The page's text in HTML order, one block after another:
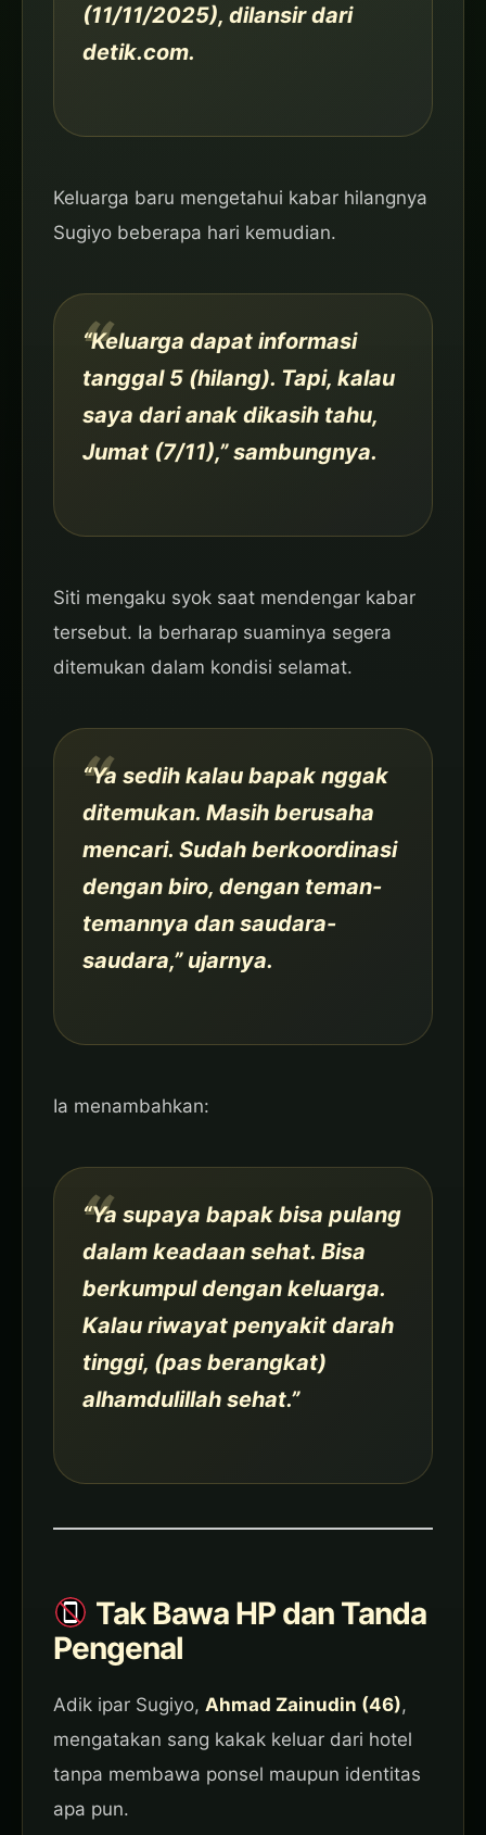
(11/11/2025), dilansir dari
detik.com.
Keluarga baru mengetahui kabar hilangnya
Sugiyo beberapa hari kemudian.
“Keluarga dapat informasi
tanggal 5 (hilang). Tapi, kalau
saya dari anak dikasih tahu,
Jumat (7/11),” sambungnya.
Siti mengaku syok saat mendengar kabar
tersebut. Ia berharap suaminya segera
ditemukan dalam kondisi selamat.
“Ya sedih kalau bapak nggak
ditemukan. Masih berusaha
mencari. Sudah berkoordinasi
dengan biro, dengan teman-
temannya dan saudara-
saudara,” ujarnya.
Ia menambahkan:
“Ya supaya bapak bisa pulang
dalam keadaan sehat. Bisa
berkumpul dengan keluarga.
Kalau riwayat penyakit darah
tinggi, (pas berangkat)
alhamdulillah sehat.”
Tak Bawa HP dan Tanda
Pengenal
Adik ipar Sugiyo, Ahmad Zainudin (46),
mengatakan sang kakak keluar dari hotel
tanpa membawa ponsel maupun identitas
apa pun.